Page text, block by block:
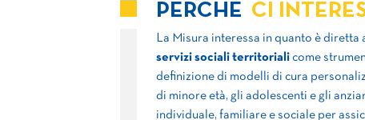
PERCHÈ CI
La Misura interessa in quanto è diretta
servizi sociali territoriali come
definizione di modelli di cura
di minore età, gli adolescenti e gli
individuale, familiare e sociale per